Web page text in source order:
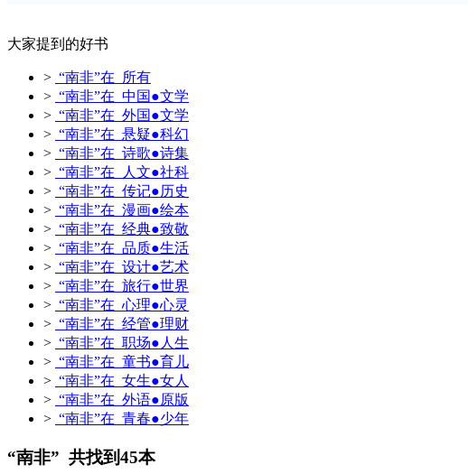
大家提到的好书
> “南非”在 所有
> “南非”在 中国●文学
> “南非”在 外国●文学
> “南非”在 悬疑●科幻
> “南非”在 诗歌●诗集
> “南非”在 人文●社科
> “南非”在 传记●历史
> “南非”在 漫画●绘本
> “南非”在 经典●致敬
> “南非”在 品质●生活
> “南非”在 设计●艺术
> “南非”在 旅行●世界
> “南非”在 心理●心灵
> “南非”在 经管●理财
> “南非”在 职场●人生
> “南非”在 童书●育儿
> “南非”在 女生●女人
> “南非”在 外语●原版
> “南非”在 青春●少年
“南非” 共找到45本